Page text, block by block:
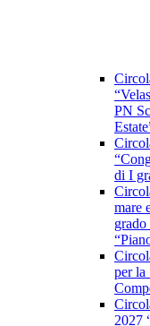
PN
di I
mare
per la
2027